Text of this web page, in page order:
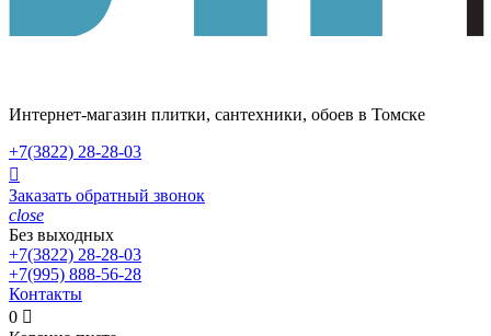
Интернет-магазин плитки, сантехники, обоев в Томске
+7(3822) 28-28-03

Заказать обратный звонок
close
Без выходных
+7(3822) 28-28-03
+7(995) 888-56-28
Контакты
0 